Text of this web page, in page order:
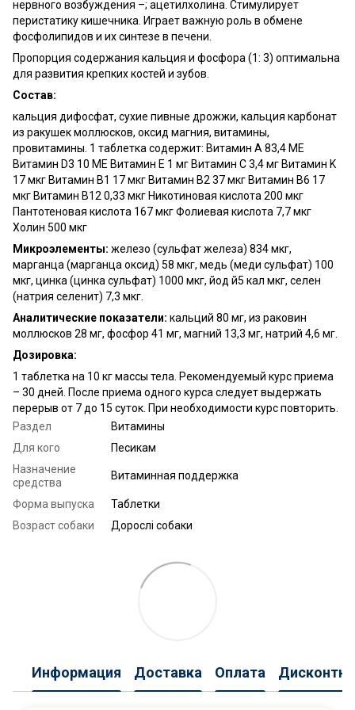
нервного возбуждения –; ацетилхолина. Стимулирует
перистатику кишечника. Играет важную роль в обмене
фосфолипидов и их синтезе в печени.
Пропорция содержания кальция и фосфора (1: 3) оптимальна
для развития крепких костей и зубов.
Состав:
кальция дифосфат, сухие пивные дрожжи, кальция карбонат
из ракушек моллюсков, оксид магния, витамины,
провитамины. 1 таблетка содержит: Витамин А 83,4 МЕ
Витамин D3 10 МЕ Витамин E 1 мг Витамин С 3,4 мг Витамин K
17 мкг Витамин B1 17 мкг Витамин B2 37 мкг Витамин B6 17
мкг Витамин B12 0,33 мкг Никотиновая кислота 200 мкг
Пантотеновая кислота 167 мкг Фолиевая кислота 7,7 мкг
Холин 500 мкг
Микроэлементы: железо (сульфат железа) 834 мкг,
марганца (марганца оксид) 58 мкг, медь (меди сульфат) 100
мкг, цинка (цинка сульфат) 1000 мкг, йод й5 кал мкг, селен
(натрия селенит) 7,3 мкг.
Аналитические показатели: кальций 80 мг, из раковин
моллюсков 28 мг, фосфор 41 мг, магний 13,3 мг, натрий 4,6 мг.
Дозировка:
1 таблетка на 10 кг массы тела. Рекомендуемый курс приема
– 30 дней. После приема одного курса следует выдержать
перерыв от 7 до 15 суток. При необходимости курс повторить.
Раздел
Витамины
Для кого
Песикам
Назначение
средства
Витаминная поддержка
Форма выпуска
Таблетки
Возраст собаки
Дорослі собаки
Информация Доставка Оплата